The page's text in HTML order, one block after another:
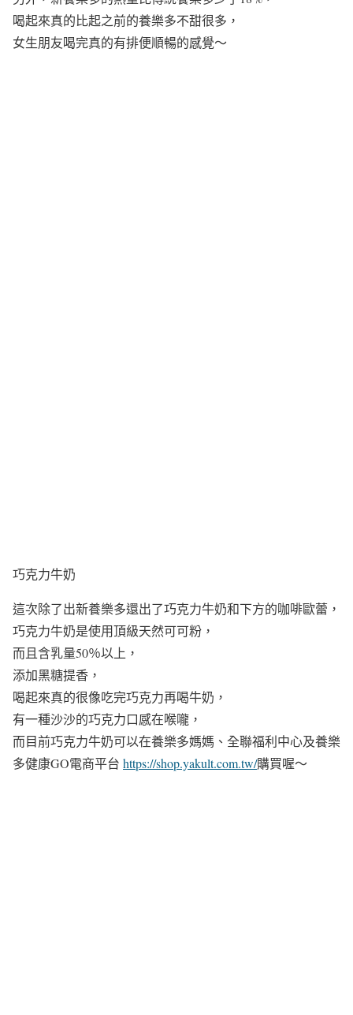
喝起來真的比起之前的養樂多不甜很多，
女生朋友喝完真的有排便順暢的感覺～
巧克力牛奶
這次除了出新養樂多還出了巧克力牛奶和下方的咖啡歐蕾，
巧克力牛奶是使用頂級天然可可粉，
而且含乳量50％以上，
添加黑糖提香，
喝起來真的很像吃完巧克力再喝牛奶，
有一種沙沙的巧克力口感在喉嚨，
而目前巧克力牛奶可以在養樂多媽媽、全聯福利中心及養樂
多健康GO電商平台 https://shop.yakult.com.tw/購買喔～